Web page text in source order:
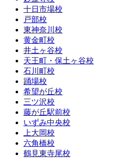
十日市場校
戸部校
東神奈川校
黄金町校
井土ヶ谷校
天王町・保土ヶ谷校
石川町校
踊場校
希望が丘校
三ツ沢校
藤が丘駅前校
いずみ中央校
上大岡校
六角橋校
鶴見東寺尾校